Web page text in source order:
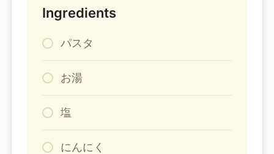
Ingredients
パスタ
お湯
塩
にんにく